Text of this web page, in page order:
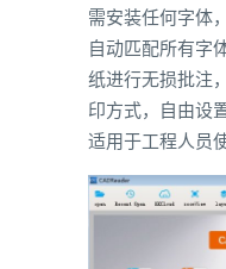
需安装任何字体
自动匹配所有字
纸进行无损批注
印方式，自由设
适用于工程人员